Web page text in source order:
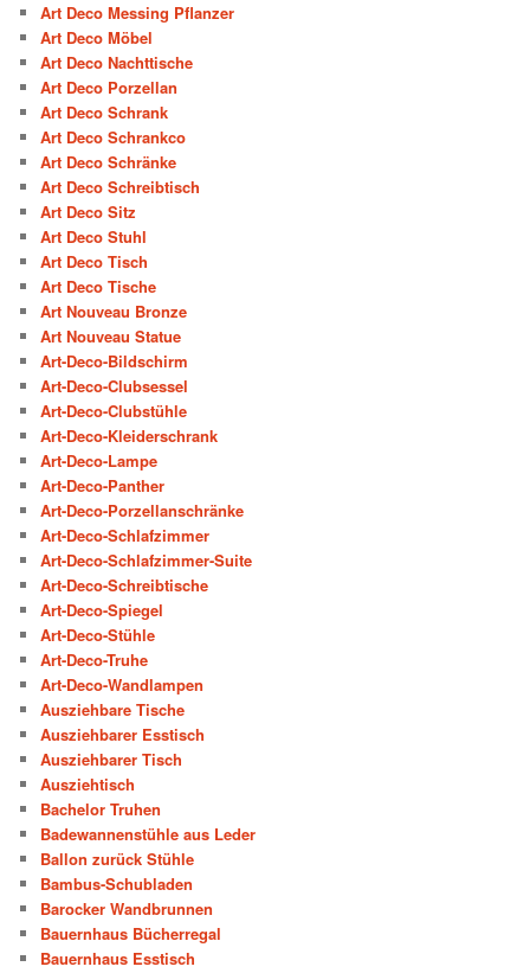
Art Deco Messing Pflanzer
Art Deco Möbel
Art Deco Nachttische
Art Deco Porzellan
Art Deco Schrank
Art Deco Schrankco
Art Deco Schränke
Art Deco Schreibtisch
Art Deco Sitz
Art Deco Stuhl
Art Deco Tisch
Art Deco Tische
Art Nouveau Bronze
Art Nouveau Statue
Art-Deco-Bildschirm
Art-Deco-Clubsessel
Art-Deco-Clubstühle
Art-Deco-Kleiderschrank
Art-Deco-Lampe
Art-Deco-Panther
Art-Deco-Porzellanschränke
Art-Deco-Schlafzimmer
Art-Deco-Schlafzimmer-Suite
Art-Deco-Schreibtische
Art-Deco-Spiegel
Art-Deco-Stühle
Art-Deco-Truhe
Art-Deco-Wandlampen
Ausziehbare Tische
Ausziehbarer Esstisch
Ausziehbarer Tisch
Ausziehtisch
Bachelor Truhen
Badewannenstühle aus Leder
Ballon zurück Stühle
Bambus-Schubladen
Barocker Wandbrunnen
Bauernhaus Bücherregal
Bauernhaus Esstisch